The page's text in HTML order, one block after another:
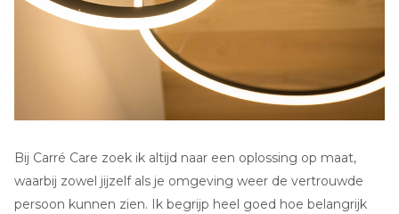
Bij Carré Care zoek ik altijd naar een oplossing op maat,
waarbij zowel jijzelf als je omgeving weer de vertrouwde
persoon kunnen zien. Ik begrijp heel goed hoe belangrijk